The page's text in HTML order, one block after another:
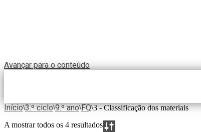
Avançar para o conteúdo
Início\3.º ciclo\9.º ano\FQ\3 - Classificação dos materiais
A mostrar todos os 4 resultados